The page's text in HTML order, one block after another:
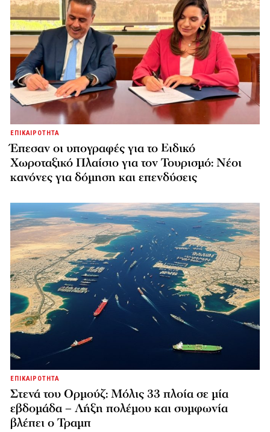
ΕΠΙΚΑΙΡΟΤΗΤΑ
Έπεσαν οι υπογραφές για το Ειδικό
Χωροταξικό Πλαίσιο για τον Τουρισμό: Νέοι
κανόνες για δόμηση και επενδύσεις
ΕΠΙΚΑΙΡΟΤΗΤΑ
Στενά του Ορμούζ: Μόλις 33 πλοία σε μία
εβδομάδα – Λήξη πολέμου και συμφωνία
βλέπει ο Τραμπ